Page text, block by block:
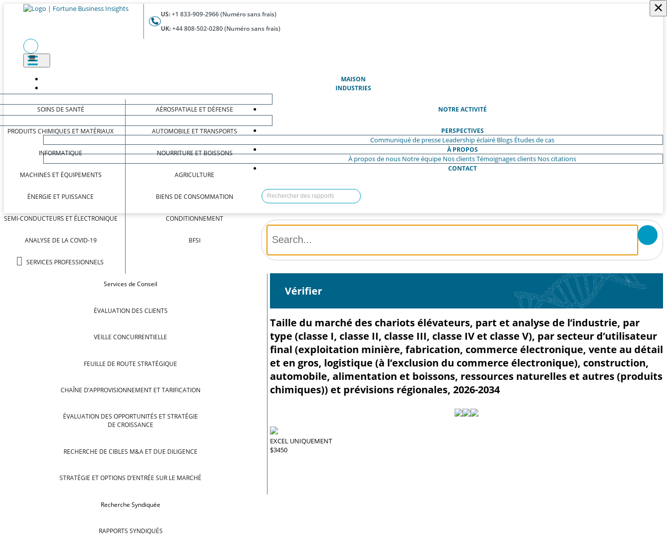
US:+1 833-909-2966 (Numéro sans frais)
UK:+44 808-502-0280 (Numéro sans frais)
MAISON(ACTUEL)
INDUSTRIES
SOINS DE SANTÉ
PRODUITS CHIMIQUES ET MATÉRIAUX
INFORMATIQUE
MACHINES ET ÉQUIPEMENTS
ÉNERGIE ET PUISSANCE
SEMI-CONDUCTEURS ET ÉLECTRONIQUE
ANALYSE DE LA COVID-19
SERVICES PROFESSIONNELS
AÉROSPATIALE ET DÉFENSE
AUTOMOBILE ET TRANSPORTS
NOURRITURE ET BOISSONS
AGRICULTURE
BIENS DE CONSOMMATION
CONDITIONNEMENT
BFSI
NOTRE ACTIVITÉ
Services de Conseil
ÉVALUATION DES CLIENTS
VEILLE CONCURRENTIELLE
FEUILLE DE ROUTE STRATÉGIQUE
CHAÎNE D’APPROVISIONNEMENT ET TARIFICATION
ÉVALUATION DES OPPORTUNITÉS ET STRATÉGIE
DE CROISSANCE
RECHERCHE DE CIBLES M&A ET DUE DILIGENCE
STRATÉGIE ET OPTIONS D’ENTRÉE SUR LE MARCHÉ
Recherche Syndiquée
RAPPORTS SYNDIQUÉS
PERSPECTIVES
Communiqué de presse Leadership éclairé Blogs Études de cas
À PROPOS
À propos de nous Notre équipe Nos clientsTémoignages clients Nos citations
CONTACT
×
Vérifier
Taille du marché des chariots élévateurs, part et analyse de l’industrie, par
type (classe I, classe II, classe III, classe IV et classe V), par secteur d’utilisateur
final (exploitation minière, fabrication, commerce électronique, vente au détail
et en gros, logistique (à l’exclusion du commerce électronique), construction,
automobile, alimentation et boissons, ressources naturelles et autres (produits
chimiques)) et prévisions régionales, 2026-2034
EXCEL UNIQUEMENT
$3450